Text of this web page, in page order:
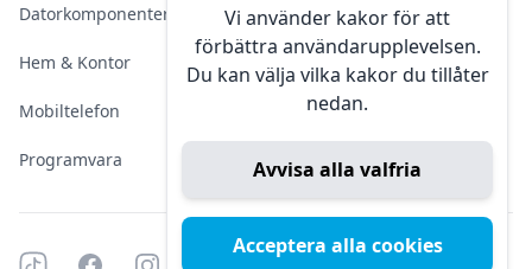
Vi använder kakor för att
förbättra användarupplevelsen.
Du kan välja vilka kakor du tillåter
nedan.
Avvisa alla valfria
Acceptera alla cookies
Datorkomponenter
Hem & Kontor
Mobiltelefon
Programvara
Kameraövervakning
Konferens & Public Display
Sälja elektronik